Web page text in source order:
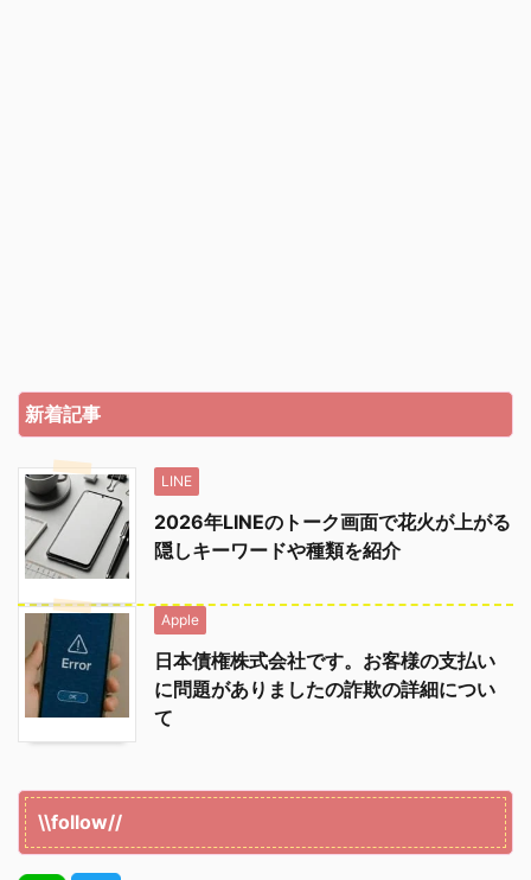
新着記事
LINE
2026年LINEのトーク画面で花火が上がる
隠しキーワードや種類を紹介
Apple
日本債権株式会社です。お客様の支払い
に問題がありましたの詐欺の詳細につい
て
\\follow//